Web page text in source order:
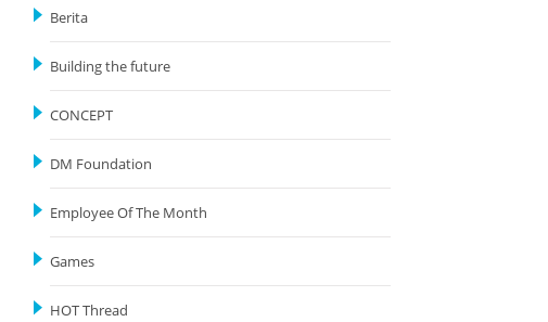
Berita
Building the future
CONCEPT
DM Foundation
Employee Of The Month
Games
HOT Thread